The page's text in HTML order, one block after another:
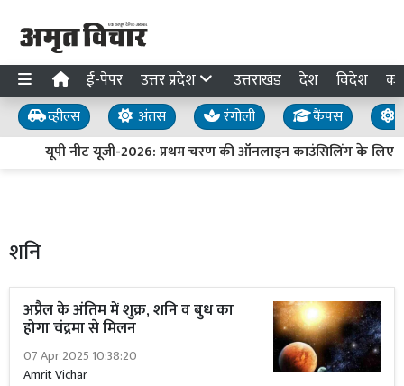
ई-पेपर उत्तर प्रदेश उत्तराखंड देश विदेश
व्हील्स अंतस रंगोली कैंपस
यूपी नीट यूजी-2026: प्रथम चरण की ऑनलाइन काउंसिलिंग के लिए
शनि
अप्रैल के अंतिम में शुक्र, शनि व बुध का
होगा चंद्रमा से मिलन
07 Apr 2025 10:38:20
Amrit Vichar